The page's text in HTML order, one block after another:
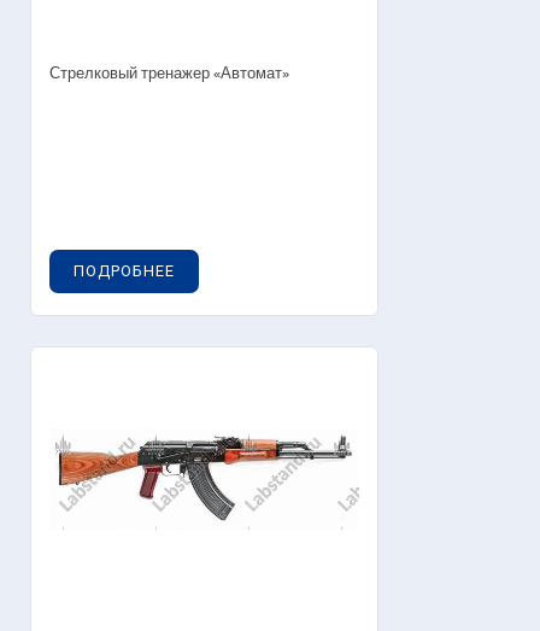
Стрелковый тренажер «Автомат»
ПОДРОБНЕЕ